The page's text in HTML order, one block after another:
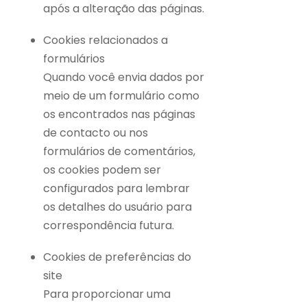
após a alteração das páginas.
Cookies relacionados a
formulários
Quando você envia dados por
meio de um formulário como
os encontrados nas páginas
de contacto ou nos
formulários de comentários,
os cookies podem ser
configurados para lembrar
os detalhes do usuário para
correspondência futura.
Cookies de preferências do
site
Para proporcionar uma